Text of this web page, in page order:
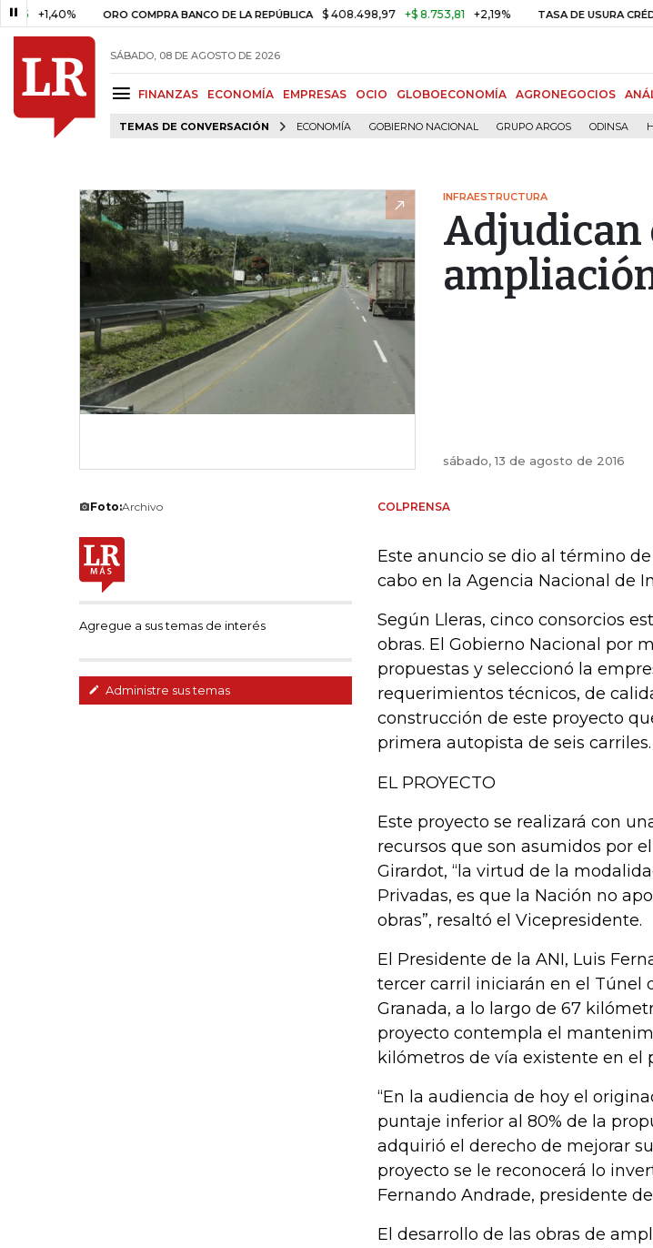
ORO COMPRA BANCO DE LA REPÚBLICA $ 408.498,97 +$ 8.753,81 +2,19% TASA DE USURA CRÉDITO
SÁBADO, 08 DE AGOSTO DE 2026
FINANZAS ECONOMÍA EMPRESAS OCIO GLOBOECONOMÍA AGRONEGOCIOS
TEMAS DE CONVERSACIÓN ECONOMÍA GOBIERNO NACIONAL GRUPO ARGOS ODINSA
INFRAESTRUCTURA
Adjudican
sábado, 13 de agosto de 2016
Foto:Archivo
Agregue a sus temas de interés
Administre sus temas
COLPRENSA
Este anuncio se dio al término
cabo en la Agencia Nacional de
Según Lleras, cinco consorcios
obras. El Gobierno Nacional por
propuestas y seleccionó la
requerimientos técnicos, de
construcción de este proyecto
primera autopista de seis carriles.
EL PROYECTO
Este proyecto se realizará con
recursos que son asumidos por
Girardot, “la virtud de la
Privadas, es que la Nación no
obras”, resaltó el Vicepresidente.
El Presidente de la ANI, Luis
tercer carril iniciarán en el Túnel
Granada, a lo largo de 67
proyecto contempla el
kilómetros de vía existente en el
“En la audiencia de hoy el
puntaje inferior al 80% de la
adquirió el derecho de mejorar
proyecto se le reconocerá lo
Fernando Andrade, presidente de
El desarrollo de las obras de